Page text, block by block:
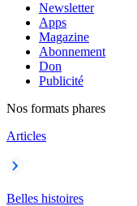
Newsletter
Apps
Magazine
Abonnement
Don
Publicité
Nos formats phares
Articles
Belles histoires